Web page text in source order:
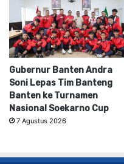
Gubernur Banten Andra
Soni Lepas Tim Banteng
Banten ke Turnamen
Nasional Soekarno Cup
7 Agustus 2026